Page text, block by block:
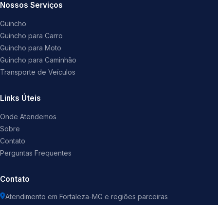
Nossos Serviços
Guincho
Guincho para Carro
Guincho para Moto
Guincho para Caminhão
Transporte de Veículos
Links Úteis
Onde Atendemos
Sobre
Contato
Perguntas Frequentes
Contato
Atendimento em Fortaleza-MG e regiões parceiras